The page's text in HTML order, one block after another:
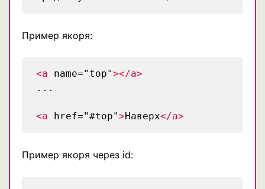
Пример якоря:
<a name="top"></a>
...
<a href="#top">Наверх</a>
Пример якоря через id: